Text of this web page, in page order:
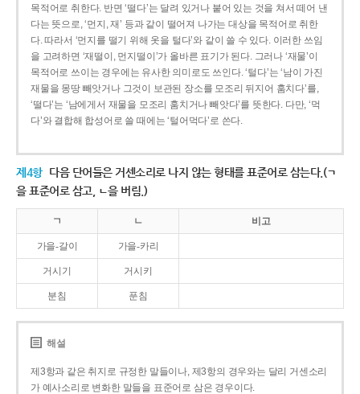
목적어로 취한다. 반면 ‘떨다’는 달려 있거나 붙어 있는 것을 쳐서 떼어 낸
다는 뜻으로, ‘먼지, 재’ 등과 같이 떨어져 나가는 대상을 목적어로 취한
다. 따라서 ‘먼지를 떨기 위해 옷을 털다’와 같이 쓸 수 있다. 이러한 쓰임
을 고려하면 ‘재떨이, 먼지떨이’가 올바른 표기가 된다. 그러나 ‘재물’이
목적어로 쓰이는 경우에는 유사한 의미로도 쓰인다. ‘털다’는 ‘남이 가진
재물을 몽땅 빼앗거나 그것이 보관된 장소를 모조리 뒤지어 훔치다’를,
‘떨다’는 ‘남에게서 재물을 모조리 훔치거나 빼앗다’를 뜻한다. 다만, ‘먹
다’와 결합해 합성어로 쓸 때에는 ‘털어먹다’로 쓴다.
제4항 다음 단어들은 거센소리로 나지 않는 형태를 표준어로 삼는다.(ㄱ
을 표준어로 삼고, ㄴ을 버림.)
ㄱ ㄴ 비고
가을-갈이 가을-카리
거시기 거시키
분침 푼침
해설
제3항과 같은 취지로 규정한 말들이나, 제3항의 경우와는 달리 거센소리
가 예사소리로 변화한 말들을 표준어로 삼은 경우이다.